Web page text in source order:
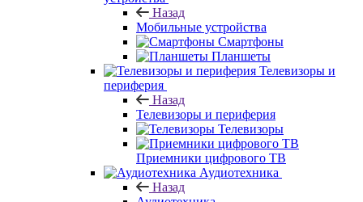
Назад
Мобильные устройства
Смартфоны
Планшеты
Телевизоры и
периферия
Назад
Телевизоры и периферия
Телевизоры
Приемники цифрового ТВ
Аудиотехника
Назад